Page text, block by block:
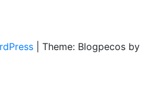
Theme: Blogpecos by